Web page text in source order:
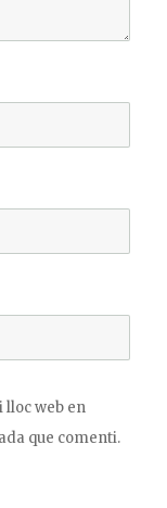
lloc web en
que comenti.